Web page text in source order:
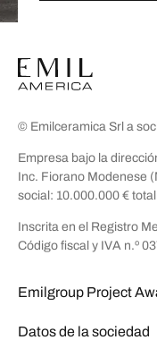
© Emilceramica Srl a
Empresa bajo la
Inc. Fiorano Modenese
social: 10.000.000 €
Inscrita en el Registro
Código fiscal y IVA n.º
Emilgroup Project
Datos de la sociedad